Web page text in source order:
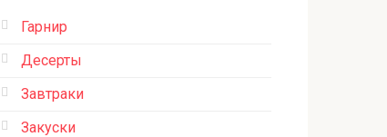
Гарнир
Десерты
Завтраки
Закуски